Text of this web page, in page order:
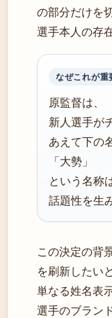
の部分だけを
選手本人の存
なぜこれが重
原監督は、
新人選手が
あえて下の
「大勢」
という名称
話題性を生
この決定の背
を刷新したい
単なる姓名表
選手のブラン